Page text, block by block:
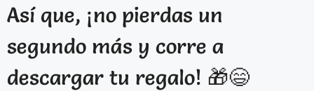
Así que, ¡no pierdas un
segundo más y corre a
descargar tu regalo! 🎁😄